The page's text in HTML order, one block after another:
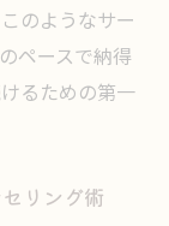
のようなサー
ペースで納得
るための第一
リング術